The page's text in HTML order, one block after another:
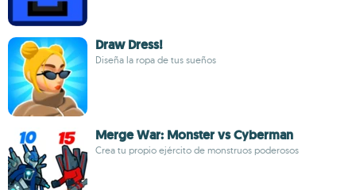
Draw Dress!
Diseña la ropa de tus sueños
Merge War: Monster vs Cyberman
Crea tu propio ejército de monstruos poderosos